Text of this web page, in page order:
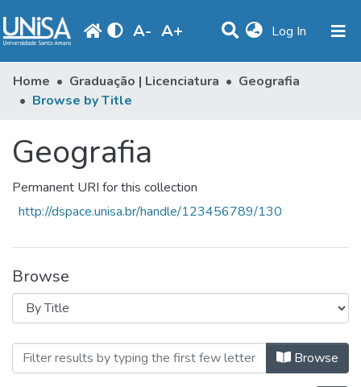
A- A+ Log In (current)
Communities & Collections
Produção Docente
Periodicals
Home Graduação | Licenciatura
Geografia
Browse by Title
Geografia
Permanent URI for this collection
http://dspace.unisa.br/handle/123456789/130
Browse
Browsing Geografia by TitleBrowse